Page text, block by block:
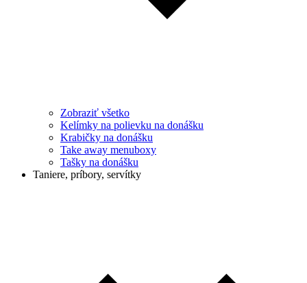
Zobraziť všetko
Kelímky na polievku na donášku
Krabičky na donášku
Take away menuboxy
Tašky na donášku
Taniere, príbory, servítky